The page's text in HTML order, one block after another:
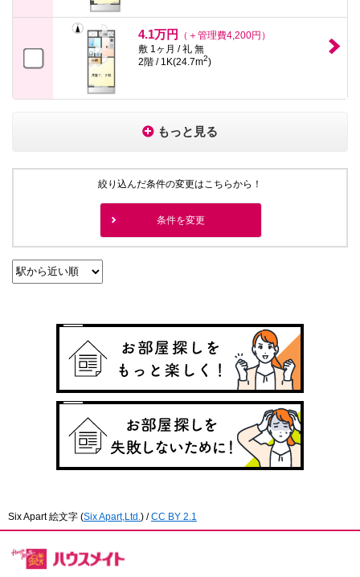
4.1万円
（＋管理費4,200円）
敷 1ヶ月 / 礼 無
2階 / 1K(24.7m2)
もっと見る
絞り込んだ条件の変更はこちらから！
条件を変更
Six Apart 絵文字 (Six Apart,Ltd. ) /CC BY 2.1